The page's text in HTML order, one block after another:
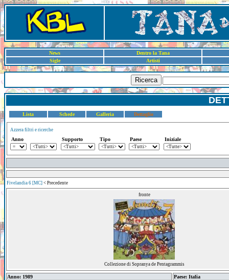
News
Dentro la Tana
Sigle
Artisti
Ricerca
Lista Schede Galleria Dettaglio
Azzera filtri e ricerche
Anno Supporto Tipo Paese Iniziale
Fivelandia 6 [MC] < Precedente
fronte
Collezione di Sopranya de Pentagrammis
Anno: 1989
Paese: Italia